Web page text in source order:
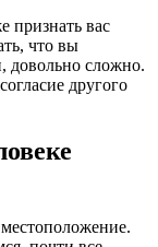
признать вас
что вы
довольно сложно.
другого
местоположение.